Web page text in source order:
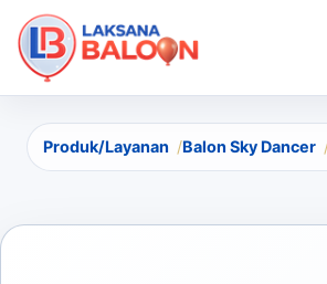
Produk/Layanan Balon Sky Dancer